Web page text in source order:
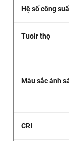
Hệ số công
Tuoir thọ
Màu sắc ánh
CRI